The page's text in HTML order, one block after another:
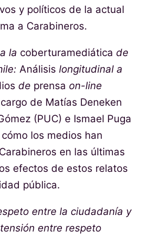
y políticos de la actual
a Carabineros.
a la coberturamediática de
Análisis longitudinal a
de prensa on-line
de Matías Deneken
(PUC) e Ismael Puga
los medios han
en las últimas
efectos de estos relatos
pública.
entre la ciudadanía y
entre respeto